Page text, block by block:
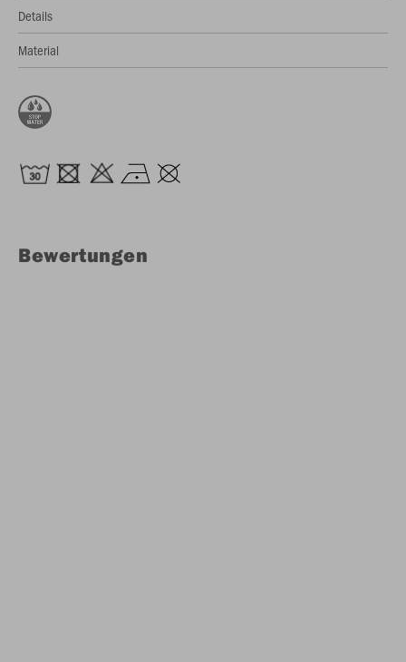
Details
Material
Bewertungen